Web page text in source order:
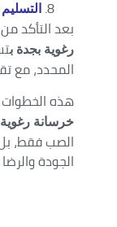
بعد التأكد
رغوية بجدة ب
المحدد، مع
هذه
خرسانة
الصب فقط،
الجودة